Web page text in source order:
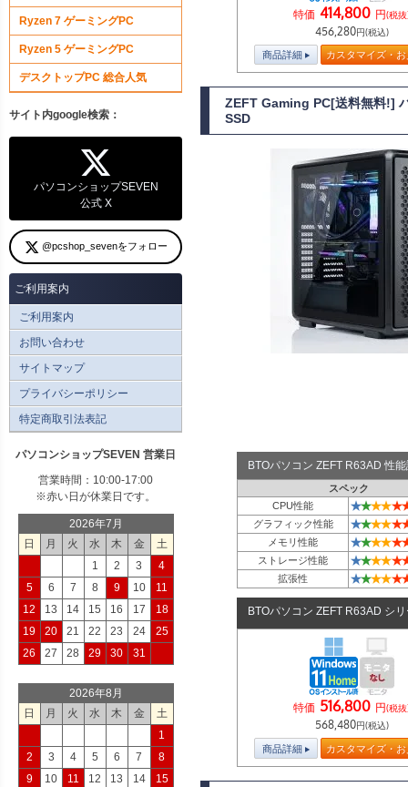
特価 414,800 円(税抜
456,280円(税込)
商品詳細 カスタマイズ・
ZEFT Gaming PC[送料無料!]
SSD
BTOパソコン ZEFT R63AD 性
スペック
CPU性能
★★★★★
グラフィック性能 ★★★★★
メモリ性能 ★★★★★
ストレージ性能 ★★★★★
拡張性 ★★★★★
BTOパソコン ZEFT R63AD シ
特価 516,800 円(税抜
568,480円(税込)
商品詳細 カスタマイズ・
Ryzen 7 ゲーミングPC
Ryzen 5 ゲーミングPC
デスクトップPC 総合人気
サイト内google検索：
パソコンショップSEVEN
公式 X
@pcshop_sevenをフォロー
ご利用案内
ご利用案内
お問い合わせ
サイトマップ
プライバシーポリシー
特定商取引法表記
パソコンショップSEVEN 営業日
営業時間：10:00-17:00
※赤い日が休業日です。
2026年7月
日
月 火 水 木 金
土
1
2 3
4
5
6 7 8 9 10
11
12
13 14 15 16 17
18
19
20 21 22 23 24
25
26
27 28 29 30 31
2026年8月
日
月 火 水 木 金
土
1
2
3 4 5 6 7
8
9
10 11 12 13 14
15